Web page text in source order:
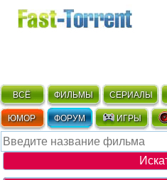
ВСЁ ФИЛЬМЫ СЕРИАЛЫ
ЮМОР ФОРУМ ИГРЫ